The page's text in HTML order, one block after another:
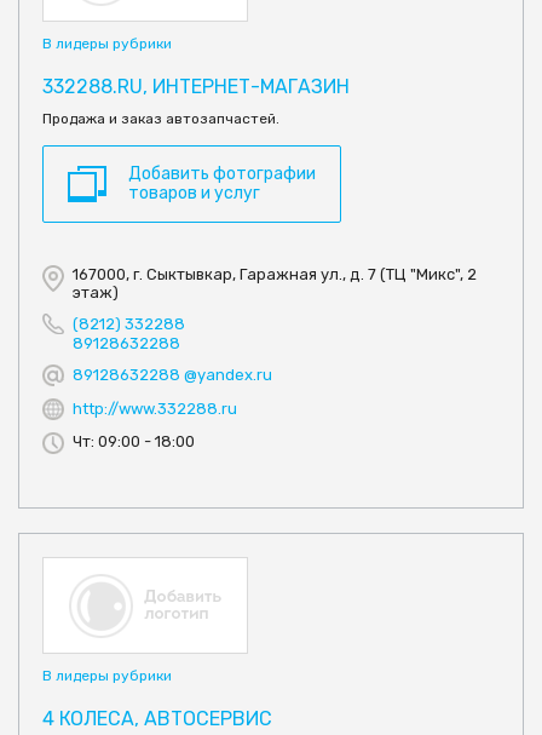
В лидеры рубрики
332288.RU, ИНТЕРНЕТ-МАГАЗИН
Продажа и заказ автозапчастей.
Добавить фотографии
товаров и услуг
167000, г. Сыктывкар, Гаражная ул., д. 7 (ТЦ "Микс", 2
этаж)
(8212) 332288
89128632288
89128632288 @yandex.ru
http://www.332288.ru
Чт: 09:00 - 18:00
В лидеры рубрики
4 КОЛЕСА, АВТОСЕРВИС